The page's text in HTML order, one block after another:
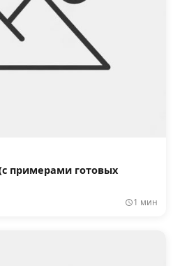
примерами готовых
1 мин